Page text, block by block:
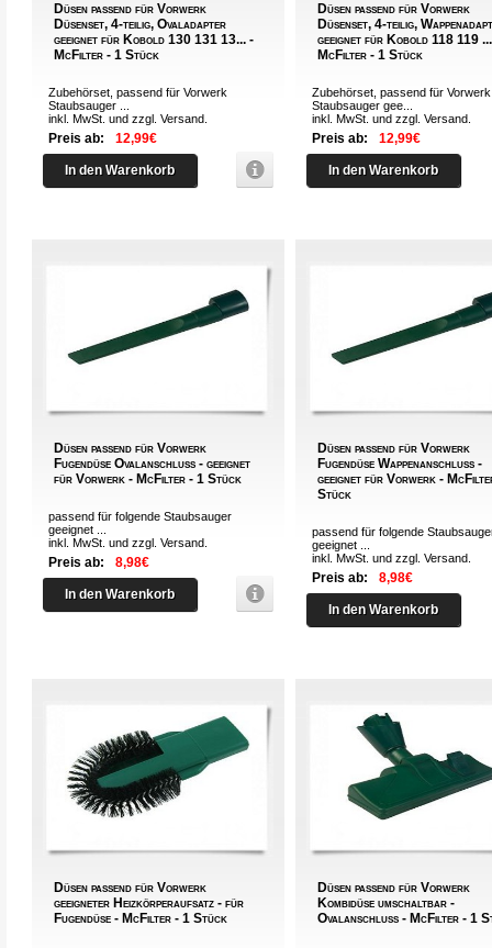
Düsen passend für Vorwerk
Düsenset, 4-teilig, Ovaladapter
geeignet für Kobold 130 131 13... -
McFilter - 1 Stück
Zubehörset, passend für Vorwerk
Staubsauger ...
inkl. MwSt. und zzgl.Versand
Preis ab: 12,99€
In den Warenkorb
Düsen passend für Vorwerk
Düsenset, 4-teilig,
geeignet für Kobold 118 119
McFilter - 1 Stück
Zubehörset, passend für Vorwerk
Staubsauger gee...
inkl. MwSt. und zzgl.Versand
Preis ab: 12,99€
In den Warenkorb
Düsen passend für Vorwerk
Fugendüse Ovalanschluss - geeignet
für Vorwerk - McFilter - 1 Stück
passend für folgende Staubsauger
geeignet ...
inkl. MwSt. und zzgl.Versand
Preis ab: 8,98€
In den Warenkorb
Düsen passend für Vorwerk
Fugendüse Wappenanschluss -
geeignet für Vorwerk -
Stück
passend für folgende
geeignet ...
inkl. MwSt. und zzgl.Versand
Preis ab: 8,98€
In den Warenkorb
Düsen passend für Vorwerk
geeigneter Heizkörperaufsatz - für
Fugendüse - McFilter - 1 Stück
Düsen passend für Vorwerk
Kombidüse umschaltbar -
Ovalanschluss - McFilter - 1